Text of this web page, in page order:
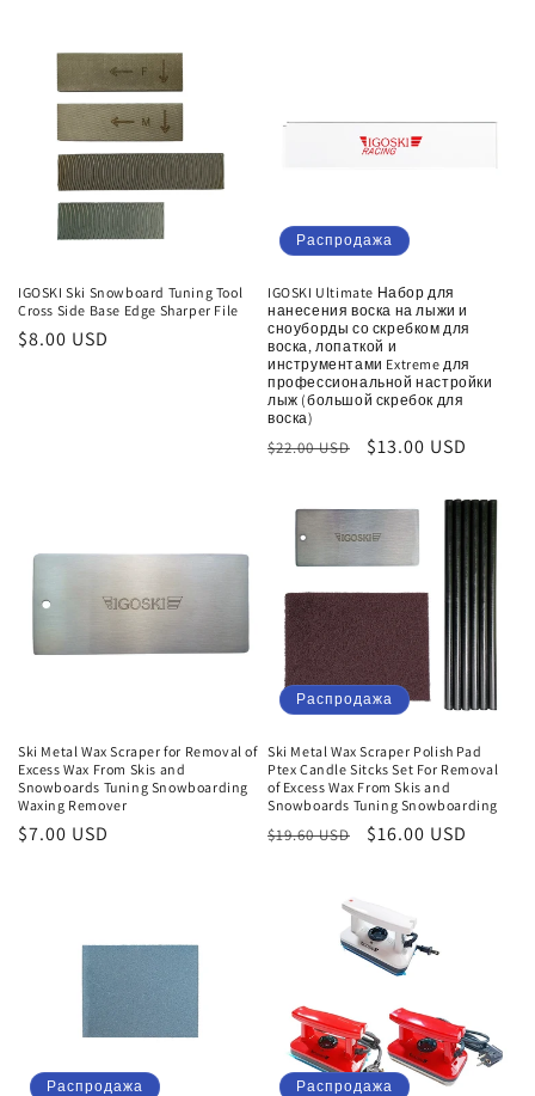
IGOSKI Ski Snowboard Tuning Tool
Cross Side Base Edge Sharper File
Обычная
$8.00 USD
Распродажа
IGOSKI Ultimate Набор для
нанесения воска на лыжи и
сноуборды со скребком для
воска, лопаткой и
инструментами Extreme для
профессиональной настройки
лыж (большой скребок для
воска)
Обычная
$22.00 USD
Цена
скидкой
$13.00 USD
Ski Metal Wax Scraper for Removal of
Excess Wax From Skis and
Snowboards Tuning Snowboarding
Waxing Remover
Обычная
$7.00 USD
Распродажа
Ski Metal Wax Scraper Polish Pad
Ptex Candle Sitcks Set For Removal
of Excess Wax From Skis and
Snowboards Tuning Snowboarding
Обычная
$19.60 USD
Цена
$16.00 USD
Распродажа Распродажа